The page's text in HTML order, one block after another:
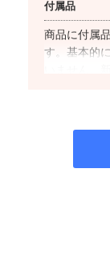
付属品
商品に付属
す。基本的
商品名に
アのSIMカ